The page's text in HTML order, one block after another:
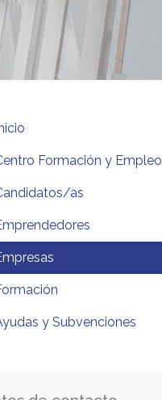
Formación y Empleo
as
y Subvenciones